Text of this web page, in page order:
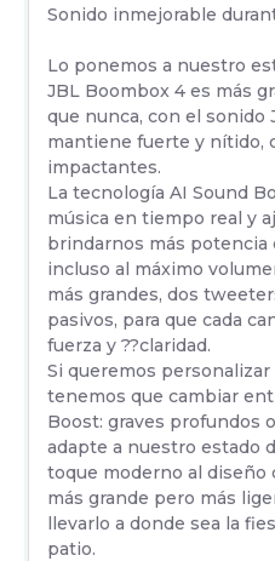
Sonido inmejorable
Lo ponemos a nuestro
JBL Boombox 4 es más
que nunca, con el sonido
mantiene fuerte y nítido,
impactantes.
La tecnología AI Sound
música en tiempo real y
brindarnos más potencia
incluso al máximo
más grandes, dos
pasivos, para que cada
fuerza y ??claridad.
Si queremos
tenemos que cambiar
Boost: graves profundos
adapte a nuestro estado
toque moderno al diseño
más grande pero más
llevarlo a donde sea la
patio.